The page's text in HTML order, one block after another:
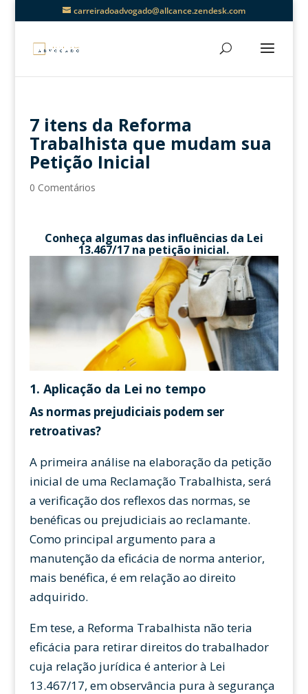
carreiradoadvogado@allcance.zendesk.com
7 itens da Reforma
Trabalhista que mudam sua
Petição Inicial
0 Comentários
Conheça algumas das influências da Lei
13.467/17 na petição inicial.
1. Aplicação da Lei no tempo
As normas prejudiciais podem ser
retroativas?
A primeira análise na elaboração da petição
inicial de uma Reclamação Trabalhista, será
a verificação dos reflexos das normas, se
benéficas ou prejudiciais ao reclamante.
Como principal argumento para a
manutenção da eficácia de norma anterior,
mais benéfica, é em relação ao direito
adquirido.
Em tese, a Reforma Trabalhista não teria
eficácia para retirar direitos do trabalhador
cuja relação jurídica é anterior à Lei
13.467/17, em observância pura à segurança